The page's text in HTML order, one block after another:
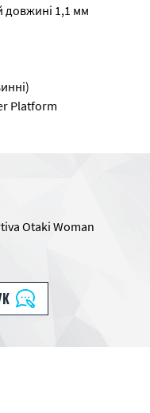
1,1 мм
Platform
Otaki Woman